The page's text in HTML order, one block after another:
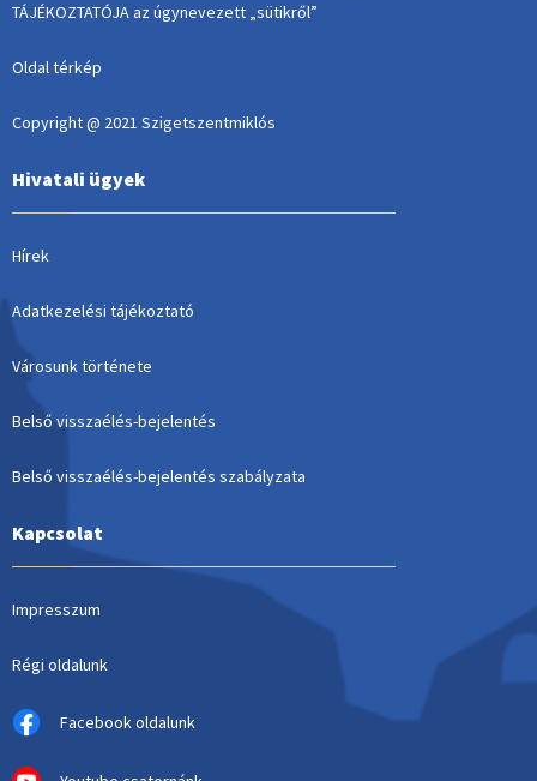
TÁJÉKOZTATÓJA az úgynevezett „sütikről”
Oldal térkép
Copyright @ 2021 Szigetszentmiklós
Hivatali ügyek
Hírek
Adatkezelési tájékoztató
Városunk története
Belső visszaélés-bejelentés
Belső visszaélés-bejelentés szabályzata
Kapcsolat
Impresszum
Régi oldalunk
Facebook oldalunk